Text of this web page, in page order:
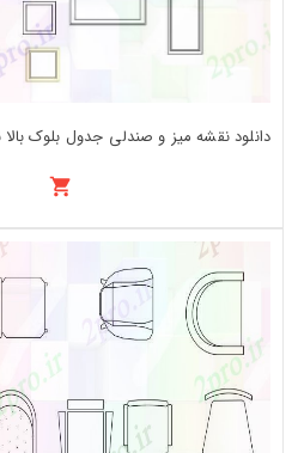
دانلود نقشه میز و صندلی جدول بلوک بالا